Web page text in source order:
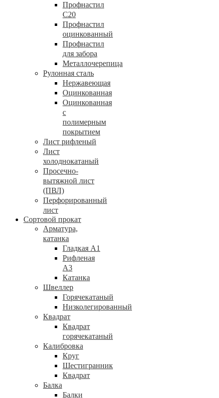
Профнастил
С20
Профнастил
оцинкованный
Профнастил
для забора
Металлочерепица
Рулонная сталь
Нержавеющая
Оцинкованная
Оцинкованная
с
полимерным
покрытием
Лист рифленый
Лист
холоднокатаный
Просечно-
вытяжной лист
(ПВЛ)
Перфорированный
лист
Сортовой прокат
Арматура,
катанка
Гладкая А1
Рифленая
А3
Катанка
Швеллер
Горячекатаный
Низколегированный
Квадрат
Квадрат
горячекатаный
Калибровка
Круг
Шестигранник
Квадрат
Балка
Балки